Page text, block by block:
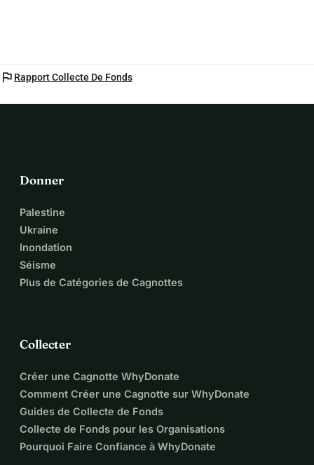
flag Rapport Collecte De Fonds
Donner
Palestine
Ukraine
Inondation
Séisme
Plus de Catégories de Cagnottes
Collecter
Créer une Cagnotte WhyDonate
Comment Créer une Cagnotte sur WhyDonate
Guides de Collecte de Fonds
Collecte de Fonds pour les Organisations
Pourquoi Faire Confiance à WhyDonate